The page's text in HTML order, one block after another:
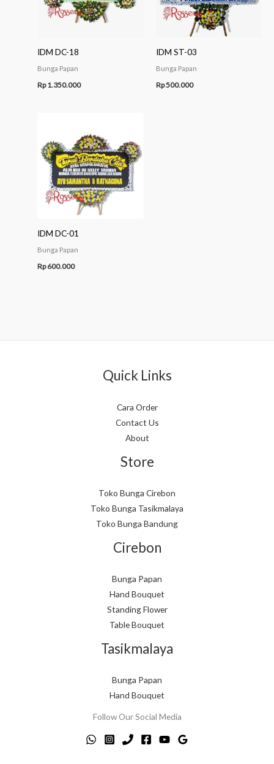
IDM DC-18
Bunga Papan
Rp1.350.000
IDM ST-03
Bunga Papan
Rp500.000
IDM DC-01
Bunga Papan
Rp600.000
Quick Links
Cara Order
Contact Us
About
Store
Toko Bunga Cirebon
Toko Bunga Tasikmalaya
Toko Bunga Bandung
Cirebon
Bunga Papan
Hand Bouquet
Standing Flower
Table Bouquet
Tasikmalaya
Bunga Papan
Hand Bouquet
Follow Our Social Media